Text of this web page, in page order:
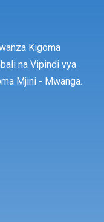
Kigoma
na Vipindi vya
Mjini - Mwanga.